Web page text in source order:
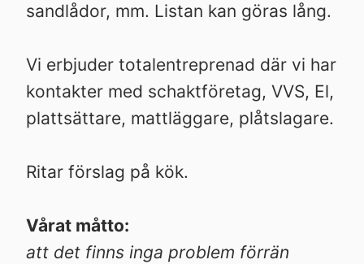
sandlådor, mm. Listan kan göras lång.
Vi erbjuder totalentreprenad där vi har
kontakter med schaktföretag, VVS, El,
plattsättare, mattläggare, plåtslagare.
Ritar förslag på kök.
Vårat måtto:
att det finns inga problem förrän